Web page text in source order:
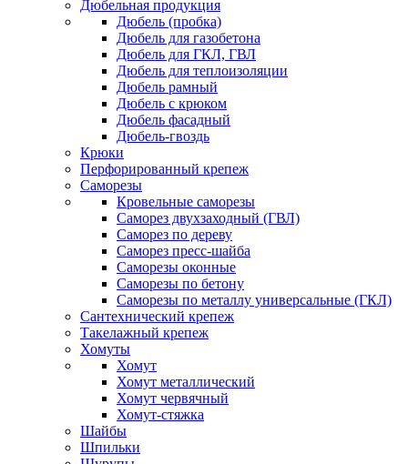
Дюбельная продукция
Дюбель (пробка)
Дюбель для газобетона
Дюбель для ГКЛ, ГВЛ
Дюбель для теплоизоляции
Дюбель рамный
Дюбель с крюком
Дюбель фасадный
Дюбель-гвоздь
Крюки
Перфорированный крепеж
Саморезы
Кровельные саморезы
Саморез двухзаходный (ГВЛ)
Саморез по дереву
Саморез пресс-шайба
Саморезы оконные
Саморезы по бетону
Саморезы по металлу универсальные (ГКЛ)
Сантехнический крепеж
Такелажный крепеж
Хомуты
Хомут
Хомут металлический
Хомут червячный
Хомут-стяжка
Шайбы
Шпильки